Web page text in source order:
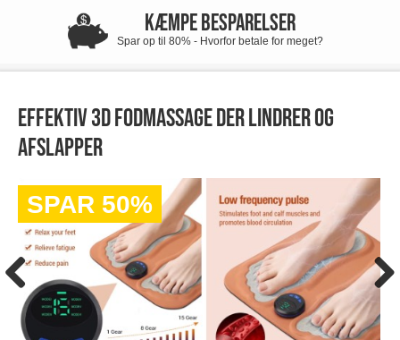
KÆMPE BESPARELSER
Spar op til 80% - Hvorfor betale for meget?
Effektiv 3D fodmassage der lindrer og
afslapper
SPAR 50%